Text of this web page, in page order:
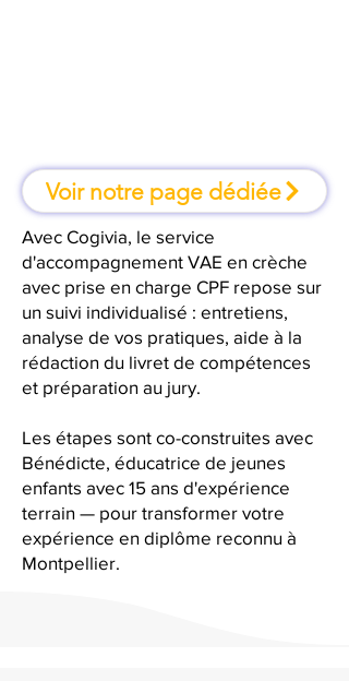
Voir notre page dédiée
Avec Cogivia, le service
d'accompagnement VAE en crèche
avec prise en charge CPF repose sur
un suivi individualisé : entretiens,
analyse de vos pratiques, aide à la
rédaction du livret de compétences
et préparation au jury.
Les étapes sont co-construites avec
Bénédicte, éducatrice de jeunes
enfants avec 15 ans d'expérience
terrain — pour transformer votre
expérience en diplôme reconnu à
Montpellier.